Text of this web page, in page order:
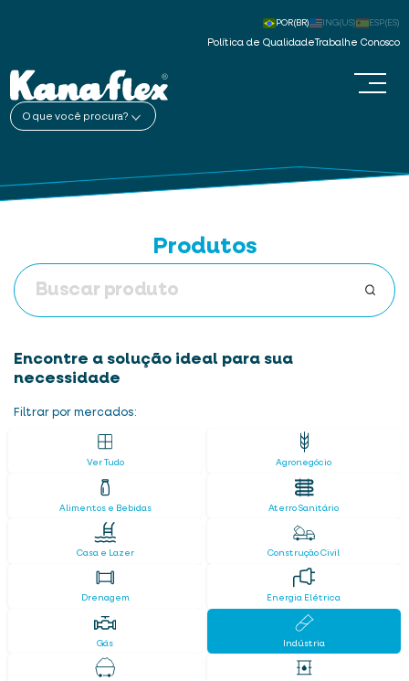
Política de Qualidade Trabalhe Conosco
POR(BR) ING(US) ESP(ES)
O que você procura?
Produtos
Encontre a solução ideal para sua
necessidade
Filtrar por mercados:
Ver Tudo Agronegócio
Alimentos e Bebidas Aterro Sanitário
Casa e Lazer Construção Civil
Drenagem Energia Elétrica
Gás Indústria